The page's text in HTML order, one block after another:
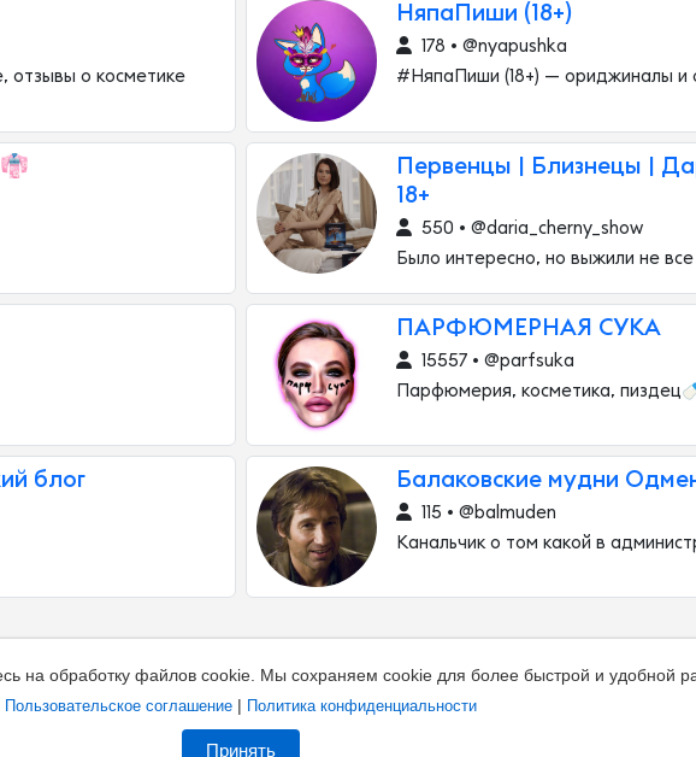
отзывы о косметике
НяпаПиши (18+)
178 • @nyapushka
#НяпаПиши (18+) — ориджиналы и
Первенцы | Близнецы |
18+
550 • @daria_cherny_show
Было интересно, но выжили не все
ПАРФЮМЕРНАЯ СУКА
15557 • @parfsuka
Парфюмерия, косметика,
блог Балаковские мудни
115 • @balmuden
Канальчик о том какой в
на обработку файлов cookie. Мы сохраняем cookie для более быстрой и удобной
Пользовательское соглашение | Политика конфиденциальности
Принять